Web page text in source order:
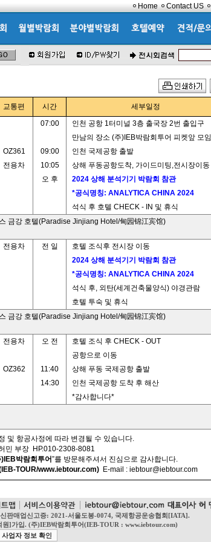
Home Contact US
교통편 시간 세부일정
07:00 인천 공항 1터미널 3층 출국장 2번 출입구
만남의 장소 (주)IEB박람회투어 피켓앞 모임
OZ361
09:00
인천 국제공항 출발
전용차 10:05
상해 푸동공항도착, 가이드미팅,전시장이동
오 후
2024 상해 분석기기 박람회 참관
*공식명칭: ANALYTICA CHINA 2024
석식 후 호텔 CHECK - IN 및 휴식
금강 호텔(Paradise Jinjiang Hotel/甸园锦江宾馆)
전용차 전 일 호텔 조식후 전시장 이동
2024 상해 분석기기 박람회 참관
*공식명칭: ANALYTICA CHINA 2024
석식 후, 외탄(세계건축물양식) 야경관람
호텔 투숙 및 휴식
금강 호텔(Paradise Jinjiang Hotel/甸园锦江宾馆)
전용차 오 전 호텔 조식 후 CHECK - OUT
공항으로 이동
OZ362
11:40
상해 푸동 국제공항 출발
14:30
인천 국제공항 도착 후 해산
*감사합니다*
및 항공사정에 따라 변경될 수 있습니다.
민 부장 HP.010-2308-8081
박람회투어”를 방문해주셔서 진심으로 감사합니다.
TOUR/www.iebtour.com) E-mail : iebtour@iebtour.com
판매업신고증: 2021-서울도봉-0074, 국제항공운송협회[IATA].
]가입. (주)IEB박람회투어(IEB-TOUR : www.iebtour.com)
사업자 정보 확인